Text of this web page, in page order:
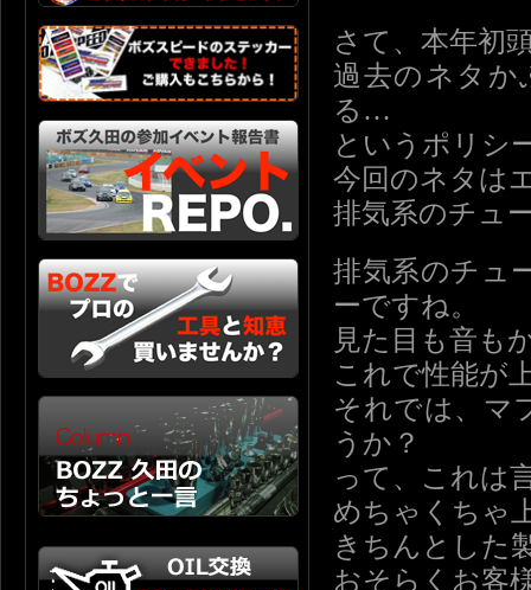
さて、本年初
過去のネタか
る…
というポリシ
今回のネタは
排気系のチュ
排気系のチュ
ーですね。
見た目も音も
これで性能が
それでは、マ
うか？
って、これは
めちゃくちゃ
きちんとした
おそらくお客